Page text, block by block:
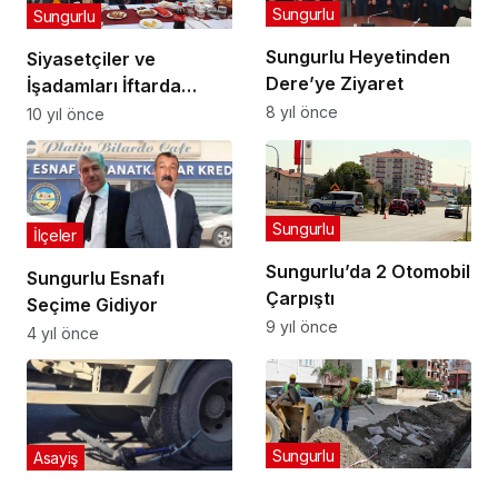
Siyasetçiler ve
İşadamları İftarda
Buluştu
Sungurlu
10 yıl önce
Sungurlu Heyetinden
Dere’ye Ziyaret
Sungurlu
8 yıl önce
Sungurlu Esnafı
Seçime Gidiyor
İlçeler
4 yıl önce
Sungurlu’da 2 Otomobil
Çarpıştı
Sungurlu
9 yıl önce
Asayiş Sungurlu